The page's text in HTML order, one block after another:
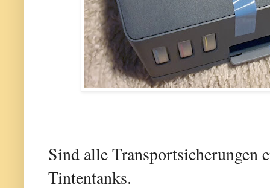
Sind alle Transportsicherungen
Tintentanks.